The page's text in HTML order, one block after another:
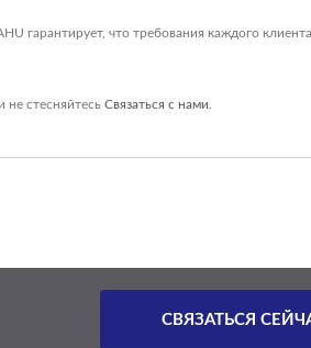
гарантирует, что требования каждого клиента
и не стесняйтесь Связаться с нами
СВЯЗАТЬСЯ